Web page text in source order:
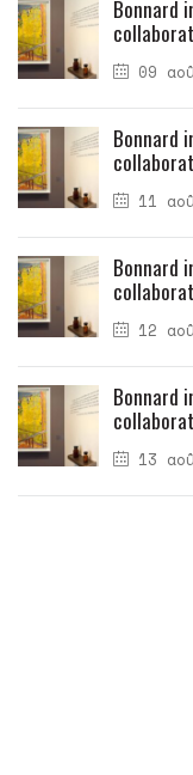
09
Bonnard
11
Bonnard
12
Bonnard
13
Bonnard